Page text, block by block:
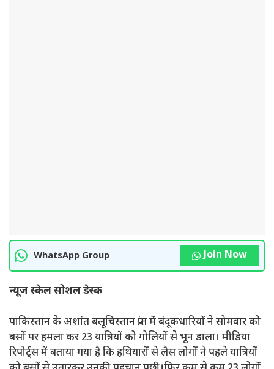
WhatsApp Group Join Now
न्यूज स्केल सोशल डेस्क
पाकिस्तान के अशांत बलूचिस्तान प्रांत में बंदूकधारियों ने सोमवार को
बसों पर हमला कर 23 यात्रियों को गोलियों से भून डाला। मीडिया
रिपोर्ट्स में बताया गया है कि हथियारों से लैस लोगों ने पहले यात्रियों